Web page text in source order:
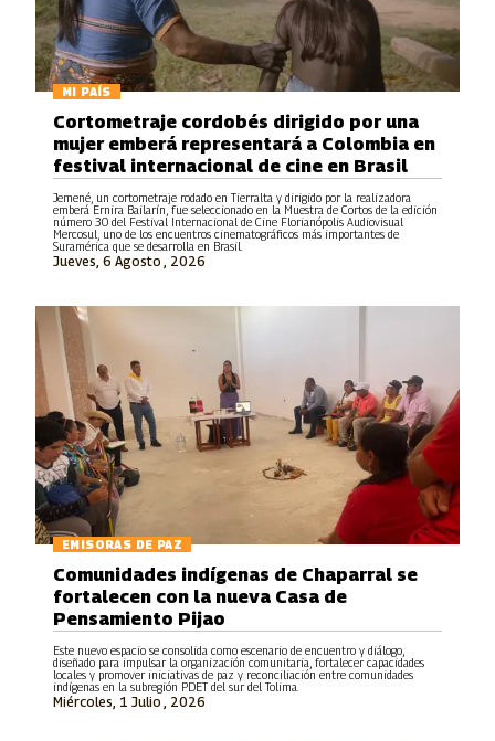
MI PAÍS
Jemené, un cortometraje rodado en Tierralta y dirigido por la realizadora
emberá Ernira Bailarín, fue seleccionado en la Muestra de Cortos de la edición
número 30 del Festival Internacional de Cine Florianópolis Audiovisual
Mercosul, uno de los encuentros cinematográficos más importantes de
Suramérica que se desarrolla en Brasil.
Jueves, 6 Agosto , 2026
Cortometraje cordobés dirigido por una
mujer emberá representará a Colombia en
festival internacional de cine en Brasil
EMISORAS DE PAZ
Miércoles, 1 Julio , 2026
Comunidades indígenas de Chaparral se
fortalecen con la nueva Casa de
Pensamiento Pijao
Este nuevo espacio se consolida como escenario de encuentro y diálogo,
diseñado para impulsar la organización comunitaria, fortalecer capacidades
locales y promover iniciativas de paz y reconciliación entre comunidades
indígenas en la subregión PDET del sur del Tolima.